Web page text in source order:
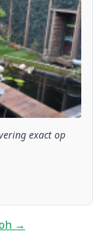
exact op
→